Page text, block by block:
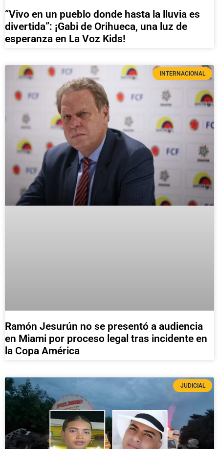
“Vivo en un pueblo donde hasta la lluvia es
divertida”: ¡Gabi de Orihueca, una luz de
esperanza en La Voz Kids!
INTERNACIONAL
Ramón Jesurún no se presentó a audiencia
en Miami por proceso legal tras incidente en
la Copa América
JUDICIAL